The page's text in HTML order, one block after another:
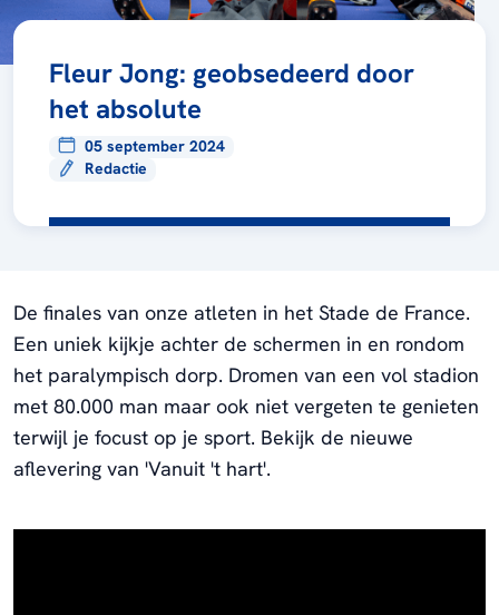
Fleur Jong: geobsedeerd door
het absolute
05 september 2024
Redactie
De finales van onze atleten in het Stade de France.
Een uniek kijkje achter de schermen in en rondom
het paralympisch dorp. Dromen van een vol stadion
met 80.000 man maar ook niet vergeten te genieten
terwijl je focust op je sport. Bekijk de nieuwe
aflevering van 'Vanuit 't hart'.